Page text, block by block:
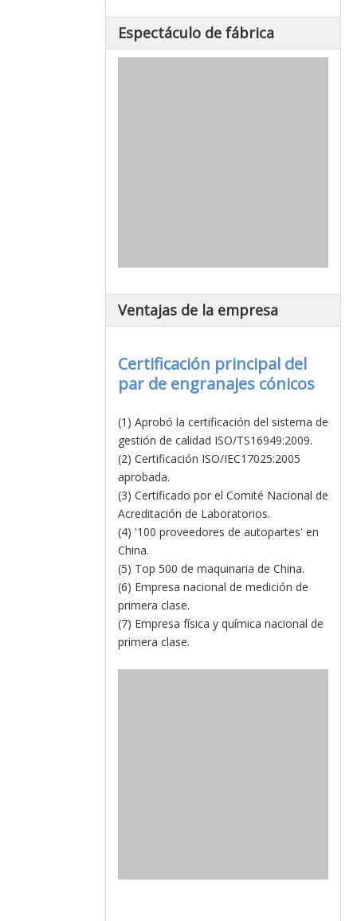
Espectáculo de fábrica
Ventajas de la empresa
Certificación principal del
par de engranajes cónicos
(1) Aprobó la certificación del sistema de
gestión de calidad ISO/TS16949:2009.
(2) Certificación ISO/IEC17025:2005
aprobada.
(3) Certificado por el Comité Nacional de
Acreditación de Laboratorios.
(4) '100 proveedores de autopartes' en
China.
(5) Top 500 de maquinaria de China.
(6) Empresa nacional de medición de
primera clase.
(7) Empresa física y química nacional de
primera clase.